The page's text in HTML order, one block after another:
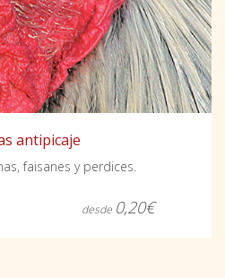
antipicaje
faisanes y perdices.
desde 0,20€